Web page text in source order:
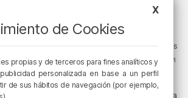
BEC (Bilbao
Bilbao Basket Bizkaia
Copa del Rey cultura Cáritas
de Bilbao Egunon Bizkaia el tiempo Enkarterri
Euskadi (País Vasco)
LaLiga
LaLiga
X
de Cookies
propias y de terceros para fines analíticos y
personalizada en base a un perfil
de sus hábitos de navegación (por ejemplo,